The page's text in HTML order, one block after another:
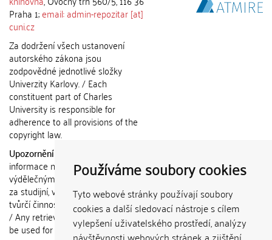
Používáme soubory cookies
Tyto webové stránky používají soubory
cookies a další sledovací nástroje s cílem
vylepšení uživatelského prostředí, analýzy
Praha 1;email: admin-repozitar [at]
cuni.cz
Za dodržení všech ustanovení
autorského zákona jsou
zodpovědné jednotlivé složky
Univerzity Karlovy. / Each
constituent part of Charles
University is responsible for
adherence to all provisions of the
copyright law.
Upozornění / Notice:
informace nemohou být použity k
výdělečným účelům nebo vydávány
za studijní, vědeckou nebo jinou
tvůrčí činnost jiné osoby než autora.
/ Any retrieved information shall not
be used for any commercial